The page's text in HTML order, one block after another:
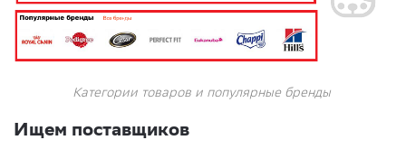
Категории товаров и популярные бренды
Ищем поставщиков